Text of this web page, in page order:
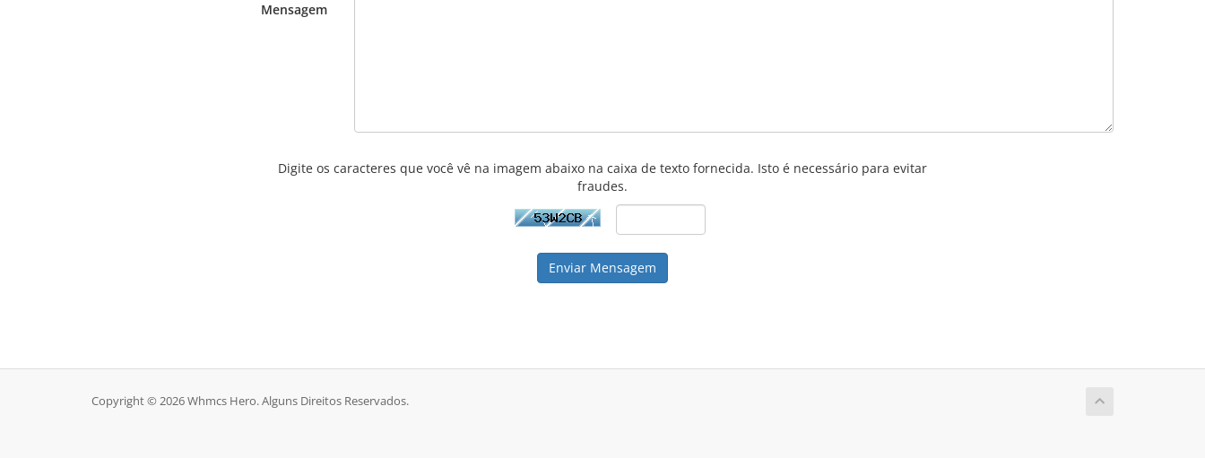
Mensagem
Digite os caracteres que você vê na imagem abaixo na caixa de texto fornecida. Isto é necessário para evitar
fraudes.
Enviar Mensagem
Copyright © 2026 Whmcs Hero. Alguns Direitos Reservados.